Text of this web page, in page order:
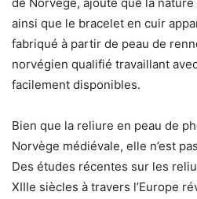
de Norvège, ajoute que la
ainsi que le bracelet en cuir
fabriqué à partir de peau de
norvégien qualifié travaillant
facilement disponibles.
Bien que la reliure en peau de
Norvège médiévale, elle n’est
Des études récentes sur les
XIIIe siècles à travers l’Europe